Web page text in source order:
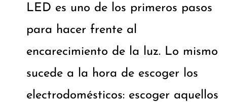
LED es uno de los primeros pasos
para hacer frente al
encarecimiento de la luz. Lo mismo
sucede a la hora de escoger los
electrodomésticos: escoger aquellos